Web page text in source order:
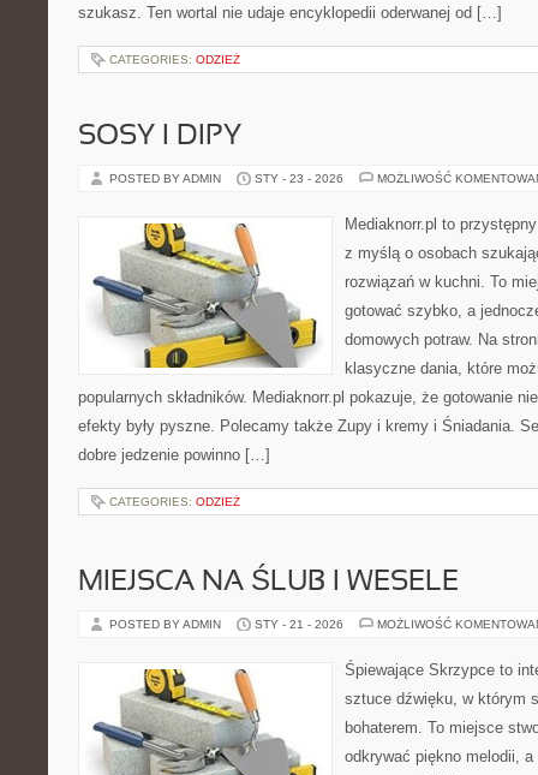
szukasz. Ten wortal nie udaje encyklopedii oderwanej od […]
CATEGORIES: ODZIEŻ
SOSY I DIPY
POSTED BY ADMIN STY - 23 - 2026 MOŻLIWOŚĆ
Mediaknorr.pl to
z myślą o osobach
rozwiązań w kuchni. To
gotować szybko, a
domowych potraw. Na
klasyczne dania, które
popularnych składników. Mediaknorr.pl pokazuje, że gotowanie
efekty były pyszne. Polecamy także Zupy i kremy i Śniadania.
dobre jedzenie powinno […]
CATEGORIES: ODZIEŻ
MIEJSCA NA ŚLUB I WESELE
POSTED BY ADMIN STY - 21 - 2026 MOŻLIWOŚĆ
Śpiewające Skrzypce to
sztuce dźwięku, w którym
bohaterem. To miejsce
odkrywać piękno melodii,